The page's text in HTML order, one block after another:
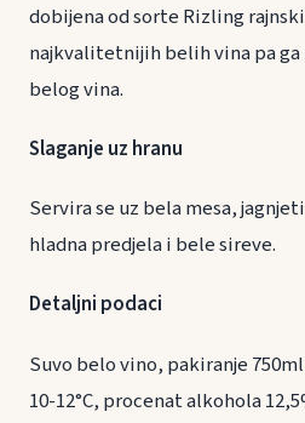
dobijena od sorte Rizling
najkvalitetnijih belih vina pa
belog vina.
Slaganje uz hranu
Servira se uz bela mesa,
hladna predjela i bele
Detaljni podaci
Suvo belo vino, pakiranje
10-12°C, procenat alkohola